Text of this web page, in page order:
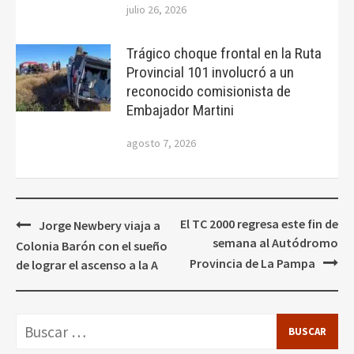
julio 26, 2026
Trágico choque frontal en la Ruta
Provincial 101 involucró a un
reconocido comisionista de
Embajador Martini
agosto 7, 2026
Navegación
de
entradas
Jorge Newbery viaja a
Colonia Barón con el sueño
de lograr el ascenso a la A
El TC 2000 regresa este fin de
semana al Autódromo
Provincia de La Pampa
Buscar: